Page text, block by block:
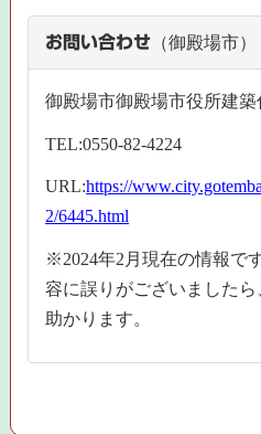
お問い合わせ （御殿場市）
御殿場市御殿場市役所建築
TEL:0550-82-4224
URL:https://
2/6445.html
※2024年2月現在の情報で
容に誤りがございました
助かります。